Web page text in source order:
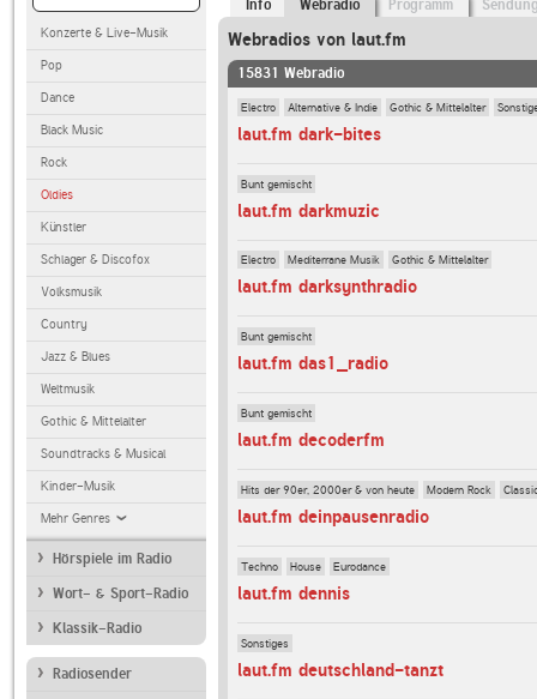
Konzerte & Live-Musik
Pop
Dance
Black Music
Rock
Oldies
Künstler
Schlager & Discofox
Volksmusik
Country
Jazz & Blues
Weltmusik
Gothic & Mittelalter
Soundtracks & Musical
Kinder-Musik
Mehr Genres
Hörspiele im Radio
Wort- & Sport-Radio
Klassik-Radio
Radiosender
Info Webradio Programm
Webradios von laut.fm
15831 Webradio
Electro Alternative & Indie Gothic & Mittelalter
laut.fm dark-bites
Bunt gemischt
laut.fm darkmuzic
Electro Mediterrane Musik Gothic & Mittelalter
laut.fm darksynthradio
Bunt gemischt
laut.fm das1_radio
Bunt gemischt
laut.fm decoderfm
Hits der 90er, 2000er & von heute Modern Rock
laut.fm deinpausenradio
Techno House Eurodance
laut.fm dennis
Sonstiges
laut.fm deutschland-tanzt